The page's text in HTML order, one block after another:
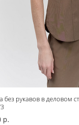
без рукавов в деловом
р.